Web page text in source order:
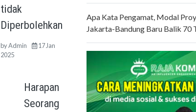
tidak
Diperbolehkan
byAdmin
17 Jan
2025
Harapan
Seorang
Apa Kata Pengamat, Modal
Jakarta-Bandung Baru Balik 70